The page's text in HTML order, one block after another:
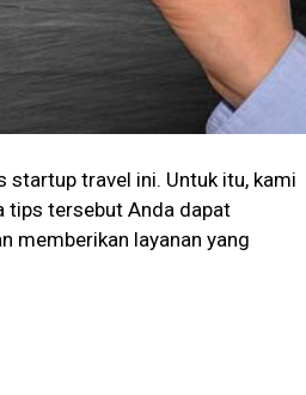
travel ini. Untuk itu, kami
tips tersebut Anda dapat
memberikan layanan yang